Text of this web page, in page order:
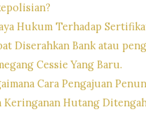
Hukum Terhadap
Diserahkan Bank atau
Cessie Yang Baru.
Cara Pengajuan
Keringanan Hutang